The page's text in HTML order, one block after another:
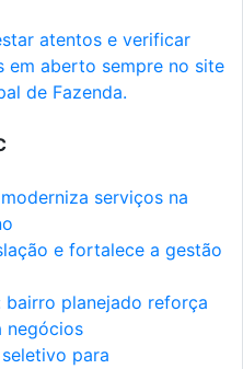
atentos e verificar
em aberto sempre no site
de Fazenda.
serviços na
e fortalece a gestão
bairro planejado reforça
negócios
para